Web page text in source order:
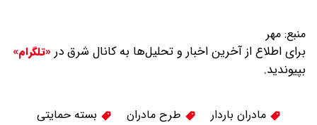
منبع: مهر
برای اطلاع از آخرین اخبار و تحلیل‌ها به کانال شرق در «تلگرام»
بپیوندید.
مادران باردار طرح مادران بسته حمایتی